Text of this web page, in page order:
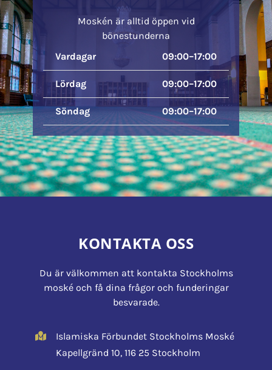
Moskén är alltid öppen vid
bönestunderna
Vardagar
09:00–17:00
Lördag 09:00–17:00
Söndag 09:00–17:00
KONTAKTA OSS
Du är välkommen att kontakta Stockholms
moské och få dina frågor och funderingar
besvarade.
Islamiska Förbundet Stockholms Moské
Kapellgränd 10, 116 25 Stockholm